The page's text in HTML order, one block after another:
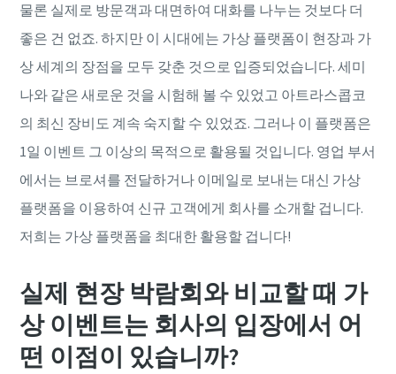
물론 실제로 방문객과 대면하여 대화를 나누는 것보다 더
좋은 건 없죠. 하지만 이 시대에는 가상 플랫폼이 현장과 가
상 세계의 장점을 모두 갖춘 것으로 입증되었습니다. 세미
나와 같은 새로운 것을 시험해 볼 수 있었고 아트라스콥코
의 최신 장비도 계속 숙지할 수 있었죠. 그러나 이 플랫폼은
1일 이벤트 그 이상의 목적으로 활용될 것입니다. 영업 부서
에서는 브로셔를 전달하거나 이메일로 보내는 대신 가상
플랫폼을 이용하여 신규 고객에게 회사를 소개할 겁니다.
저희는 가상 플랫폼을 최대한 활용할 겁니다!
실제 현장 박람회와 비교할 때 가
상 이벤트는 회사의 입장에서 어
떤 이점이 있습니까?